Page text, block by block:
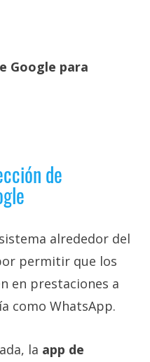
Google para
de
alrededor del
permitir que los
en prestaciones a
como WhatsApp.
la app de